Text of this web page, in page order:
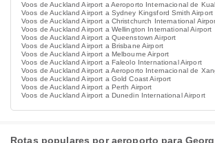
Voos de Auckland Airport a Aeroporto Internacional de
Voos de Auckland Airport a Sydney Kingsford Smith Airport
Voos de Auckland Airport a Christchurch International
Voos de Auckland Airport a Wellington International Airport
Voos de Auckland Airport a Queenstown Airport
Voos de Auckland Airport a Brisbane Airport
Voos de Auckland Airport a Melbourne Airport
Voos de Auckland Airport a Faleolo International Airport
Voos de Auckland Airport a Aeroporto Internacional de
Voos de Auckland Airport a Gold Coast Airport
Voos de Auckland Airport a Perth Airport
Voos de Auckland Airport a Dunedin International Airport
Rotas populares por aeroporto para